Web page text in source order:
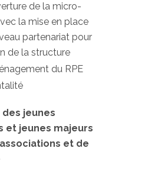
de la micro-
la mise en place
partenariat pour
de la structure
du RPE
jeunes
et jeunes majeurs
et de